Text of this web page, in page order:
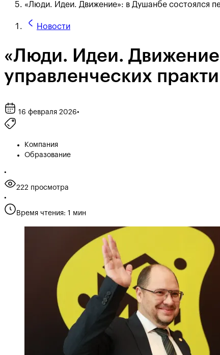
«Люди. Идеи. Движение»: в Душанбе состоялся
Новости
«Люди. Идеи.
управленческих
16 февраля 2026•
Компания
Образование
•
222 просмотра
•
Время чтения: 1 мин